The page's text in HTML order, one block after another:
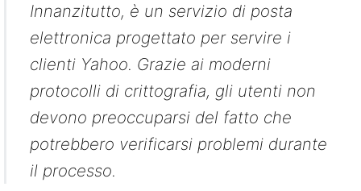
Innanzitutto, è un servizio di posta
elettronica progettato per servire i
clienti Yahoo. Grazie ai moderni
protocolli di crittografia, gli utenti non
devono preoccuparsi del fatto che
potrebbero verificarsi problemi durante
il processo.